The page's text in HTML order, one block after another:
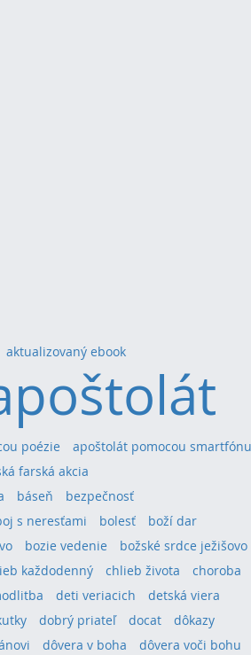
aktualizovaný ebook
poézie
apoštolát pomocou smartfónu
farská akcia
báseň
bezpečnosť
s neresťami bolesť
boží dar
bozie vedenie
božské srdce ježišovo
každodenný chlieb života
choroba
deti veriacich
detská viera
dobrý priateľ docat
dôkazy
dôvera v boha
dôvera voči bohu